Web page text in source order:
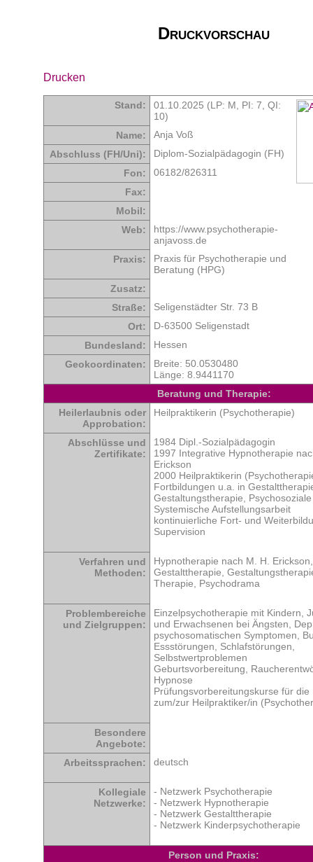
Druckvorschau
Drucken
Stand: 01.10.2025 (LP: M, PI: 7 QI:
10)
Name:
Anja Voß
Abschluss (FH/Uni):
Diplom-Sozialpädagogin (FH)
Fon:
06182/826311
Fax:
Mobil:
Web:
https://www.psychotherapie-
anjavoss.de
Praxis:
Praxis für Psychotherapie und
Beratung (HPG)
Zusatz:
Straße:
Seligenstädter Str. 73 B
Ort:
D-63500 Seligenstadt
Bundesland:
Hessen
Geokoordinaten:
Breite: 50.0530480
Länge: 8.9441170
Beratung und Therapie:
Heilerlaubnis oder
Approbation:
Heilpraktikerin (Psychotherapie)
Abschlüsse und
Zertifikate:
1984 Dipl.-Sozialpädagogin
1997 Integrative Hypnotherapie
Erickson
2000 Heilpraktikerin
Fortbildungen u.a. in
Gestaltungstherapie,
Systemische Aufstellungsarbeit
kontinuierliche Fort- und
Supervision
Verfahren und
Methoden:
Hypnotherapie nach M. H. Erickson,
Gestalttherapie,
Therapie, Psychodrama
Problembereiche
und Zielgruppen:
Einzelpsychotherapie mit Kindern,
und Erwachsenen bei Ängsten,
psychosomatischen Symptomen,
Essstörungen, Schlafstörungen,
Selbstwertproblemen
Geburtsvorbereitung,
Hypnose
Prüfungsvorbereitungskurse für die
zum/zur Heilpraktiker/in
Besondere
Angebote:
Arbeitssprachen:
deutsch
Kollegiale
Netzwerke:
- Netzwerk Psychotherapie
- Netzwerk Hypnotherapie
- Netzwerk Gestalttherapie
- Netzwerk Kinderpsychotherapie
Person und Praxis: